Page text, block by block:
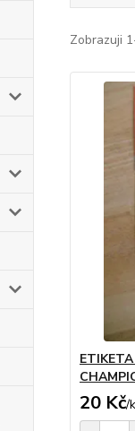
Zobrazuji
20 Kč/